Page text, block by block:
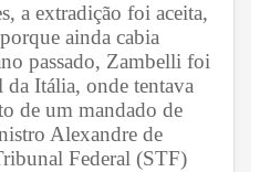
a extradição foi aceita,
ainda cabia
passado, Zambelli foi
da Itália, onde tentava
de um mandado de
Alexandre de
Federal (STF)